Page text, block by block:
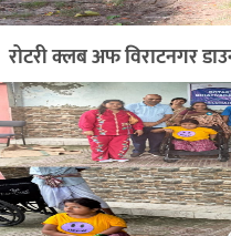
रोटरी क्लब अफ विराटनगर